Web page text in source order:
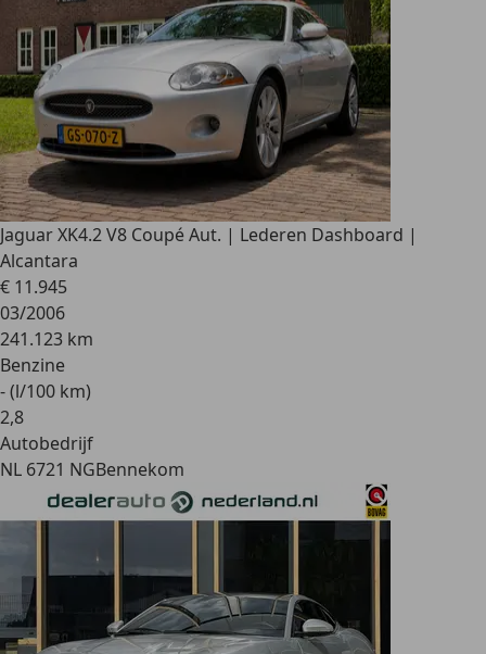
Jaguar XK4.2 V8 Coupé Aut. | Lederen Dashboard |
Alcantara
€ 11.945
03/2006
241.123 km
Benzine
- (l/100 km)
2,8
Autobedrijf
NL 6721 NGBennekom